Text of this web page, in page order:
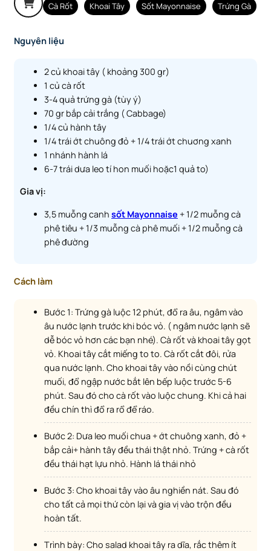
Cà Rốt Khoai Tây Sốt Mayonnaise Trứng Gà
Nguyên liệu
2 củ khoai tây ( khoảng 300 gr)
1 củ cà rốt
3-4 quả trứng gà (tùy ý)
70 gr bắp cải trắng ( Cabbage)
1/4 củ hành tây
1/4 trái ớt chuông đỏ + 1/4 trái ớt chuơng xanh
1 nhánh hành lá
6-7 trái dưa leo tí hon muối hoặc1 quả to)
Gia vị:
3,5 muỗng canh sốt Mayonnaise + 1/2 muỗng cà
phê tiêu + 1/3 muỗng cà phê muối + 1/2 muỗng cà
phê đường
Cách làm
Bước 1: Trứng gà luộc 12 phút, đổ ra âu, ngâm vào
âu nước lạnh trước khi bóc vỏ. ( ngâm nước lạnh sẽ
dễ bóc vỏ hơn các bạn nhé). Cà rốt và khoai tây gọt
vỏ. Khoai tây cắt miếng to to. Cà rốt cắt đôi, rửa
qua nước lạnh. Cho khoai tây vào nồi cùng chút
muối, đổ ngập nước bắt lên bếp luộc trước 5-6
phút. Sau đó cho cà rốt vào luộc chung. Khi cả hai
đều chín thì đổ ra rổ để ráo.
Bước 2: Dưa leo muối chua + ớt chuông xanh, đỏ +
bắp cải+ hành tây đều thái thật nhỏ. Trứng + cà rốt
đều thái hạt lựu nhỏ. Hành lá thái nhỏ
Bước 3: Cho khoai tây vào âu nghiền nát. Sau đó
cho tất cả mọi thứ còn lại và gia vị vào trộn đều
hoàn tất.
Trình bày: Cho salad khoai tây ra dĩa, rắc thêm ít